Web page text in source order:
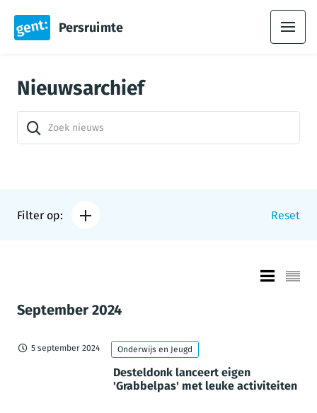
Persruimte
Nieuwsarchief
Filter op: Reset
September 2024
5 september 2024 Onderwijs en Jeugd
Desteldonk lanceert eigen
'Grabbelpas' met leuke activiteiten